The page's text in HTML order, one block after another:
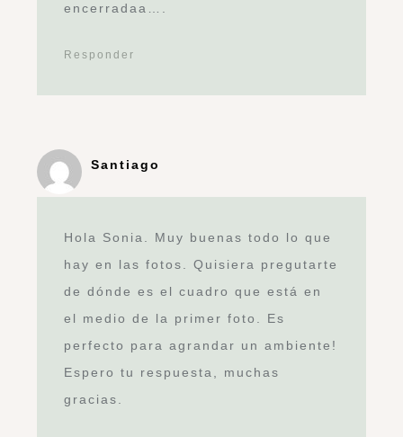
encerradaa….
Responder
Santiago
Hola Sonia. Muy buenas todo lo que
hay en las fotos. Quisiera pregutarte
de dónde es el cuadro que está en
el medio de la primer foto. Es
perfecto para agrandar un ambiente!
Espero tu respuesta, muchas
gracias.